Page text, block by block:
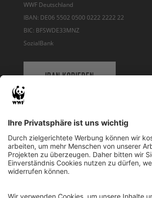
WWF Deutschland
IBAN: DE06 5502 0500 0222 2222 22
BIC: BFSWDE33MNZ
SozialBank
IBAN KOPIEREN
WWF Deutschland
Reinhardtstr. 18
10117 Berlin